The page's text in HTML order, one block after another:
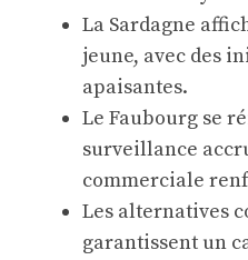
La Sardagne
jeune, avec des
apaisantes.
Le Faubourg se
surveillance
commerciale
Les alternatives
garantissent un